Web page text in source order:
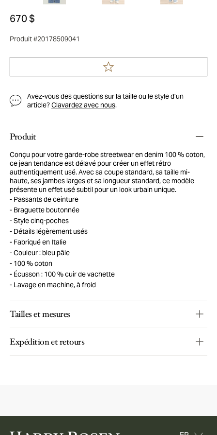
670 $
Produit #20178509041
Avez-vous des questions sur la taille ou le style d’un
article?Clavardez avec nous.
Produit
Conçu pour votre garde-robe streetwear en denim 100 % coton,
ce jean tendance est délavé pour créer un effet rétro
authentiquement usé. Avec sa coupe standard, sa taille mi-
haute, ses jambes larges et sa longueur standard, ce modèle
présente un effet usé subtil pour un look urbain unique.
Passants de ceinture
Braguette boutonnée
Style cinq-poches
Détails légèrement usés
Fabriqué en Italie
Couleur : bleu pâle
100 % coton
Écusson : 100 % cuir de vachette
Lavage en machine, à froid
Tailles et mesures
Expédition et retours